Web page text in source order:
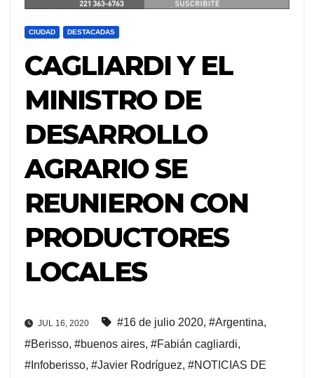
CIUDAD DESTACADAS
CAGLIARDI Y EL
MINISTRO DE
DESARROLLO
AGRARIO SE
REUNIERON CON
PRODUCTORES
LOCALES
JUL 16, 2020 #16 de julio 2020, #Argentina,
#Berisso, #buenos aires, #Fabián cagliardi,
#Infoberisso, #Javier Rodríguez, #NOTICIAS DE